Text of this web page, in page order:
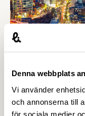
Denna webbplats
Vi använder
och annonserna till
för sociala medier
Fem
lantbruksråd
22 APRIL 2026